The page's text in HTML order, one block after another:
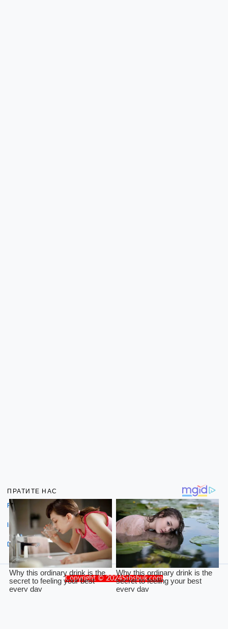
ПРАТИТЕ НАС
Facebook
Instagram
Dribbble
Copyright © 2024Srbsbuk.com